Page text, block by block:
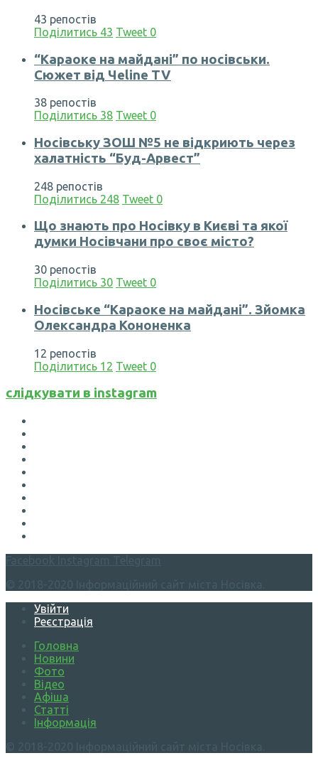
43 репостів
Поділитись 43 Tweet 0
“Караоке на майдані” по носівськи.
Сюжет від Чеline TV
38 репостів
Поділитись 38 Tweet 0
Носівську ЗОШ №5 не відкриють через
халатність “Буд-Арвест”
248 репостів
Поділитись 248 Tweet 0
Що знають про Носівку в Києві та якої
думки Носівчани про своє місто?
30 репостів
Поділитись 30 Tweet 0
Носівське “Караоке на майдані”. Зйомка
Олександра Кононенка
12 репостів
Поділитись 12 Tweet 0
слідкувати в instagram
Увійти
Реєстрація
Головна
Новини
Фото
Відео
Афіша
Статті
Інформація